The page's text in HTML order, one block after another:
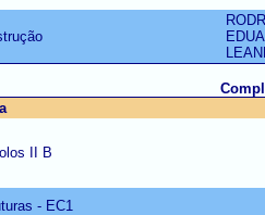
II B
- EC1